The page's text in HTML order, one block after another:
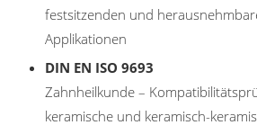
festsitzenden und
Applikationen
DIN EN ISO 9693
Zahnheilkunde –
keramische und keramisch-